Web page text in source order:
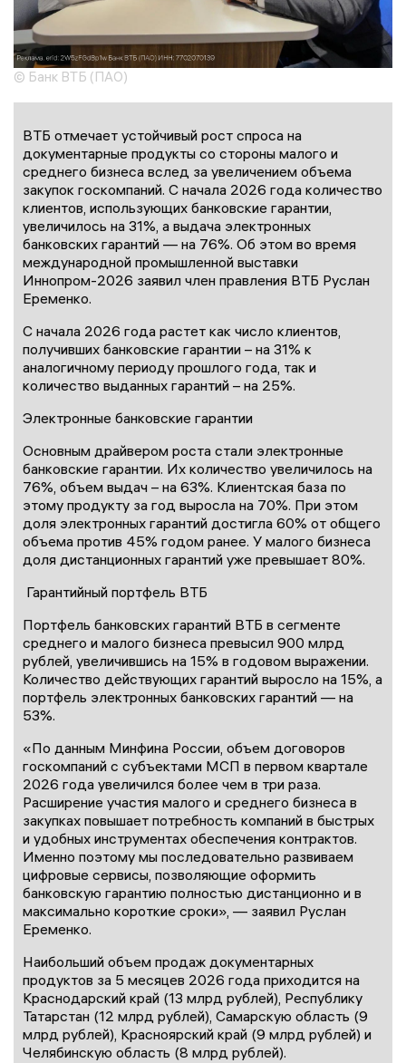
© Банк ВТБ (ПАО)
ВТБ отмечает устойчивый рост спроса на
документарные продукты со стороны малого и
среднего бизнеса вслед за увеличением объема
закупок госкомпаний. С начала 2026 года количество
клиентов, использующих банковские гарантии,
увеличилось на 31%, а выдача электронных
банковских гарантий — на 76%. Об этом во время
международной промышленной выставки
Иннопром-2026 заявил член правления ВТБ Руслан
Еременко.
С начала 2026 года растет как число клиентов,
получивших банковские гарантии – на 31% к
аналогичному периоду прошлого года, так и
количество выданных гарантий – на 25%.
Электронные банковские гарантии
Основным драйвером роста стали электронные
банковские гарантии. Их количество увеличилось на
76%, объем выдач – на 63%. Клиентская база по
этому продукту за год выросла на 70%. При этом
доля электронных гарантий достигла 60% от общего
объема против 45% годом ранее. У малого бизнеса
доля дистанционных гарантий уже превышает 80%.
Гарантийный портфель ВТБ
Портфель банковских гарантий ВТБ в сегменте
среднего и малого бизнеса превысил 900 млрд
рублей, увеличившись на 15% в годовом выражении.
Количество действующих гарантий выросло на 15%, а
портфель электронных банковских гарантий — на
53%.
«По данным Минфина России, объем договоров
госкомпаний с субъектами МСП в первом квартале
2026 года увеличился более чем в три раза.
Расширение участия малого и среднего бизнеса в
закупках повышает потребность компаний в быстрых
и удобных инструментах обеспечения контрактов.
Именно поэтому мы последовательно развиваем
цифровые сервисы, позволяющие оформить
банковскую гарантию полностью дистанционно и в
максимально короткие сроки», — заявил Руслан
Еременко.
Наибольший объем продаж документарных
продуктов за 5 месяцев 2026 года приходится на
Краснодарский край (13 млрд рублей), Республику
Татарстан (12 млрд рублей), Самарскую область (9
млрд рублей), Красноярский край (9 млрд рублей) и
Челябинскую область (8 млрд рублей).